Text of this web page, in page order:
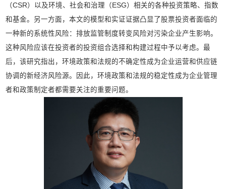
（CSR）以及环境、社会和治理（ESG）相关的各种投资策略、指数
和基金。另一方面，本文的模型和实证证据凸显了股票投资者面临的
一种新的系统性风险：排放监管制度转变风险对污染企业产生影响。
这种风险应该在投资者的投资组合选择和构建过程中予以考虑。最
后，该研究指出，环境政策和法规的不确定性成为企业运营和供应链
协调的新经济风险源。因此，环境政策和法规的稳定性成为企业管理
者和政策制定者都需要关注的重要问题。